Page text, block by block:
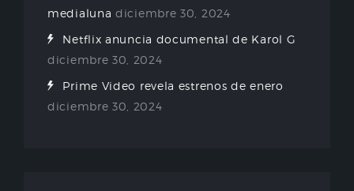
medialuna diciembre 30, 2024
Netflix anuncia documental de Karol G
diciembre 30, 2024
Prime Video revela estrenos de enero
diciembre 30, 2024